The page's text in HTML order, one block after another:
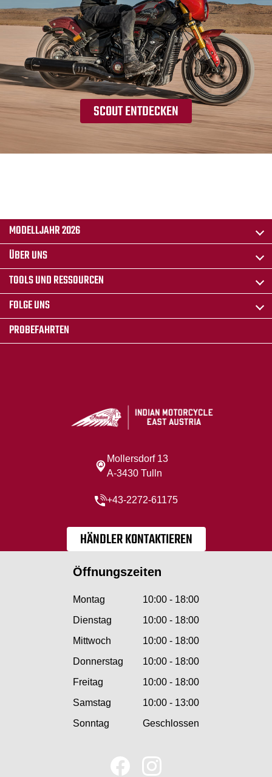
SCOUT ENTDECKEN
MODELLJAHR 2026
ÜBER UNS
TOOLS UND RESSOURCEN
FOLGE UNS
PROBEFAHRTEN
Mollersdorf 13
A-3430 Tulln
+43-2272-61175
HÄNDLER KONTAKTIEREN
Öffnungszeiten
Montag
10:00 - 18:00
Dienstag
10:00 - 18:00
Mittwoch
10:00 - 18:00
Donnerstag
10:00 - 18:00
Freitag
10:00 - 18:00
Samstag
10:00 - 13:00
Sonntag
Geschlossen